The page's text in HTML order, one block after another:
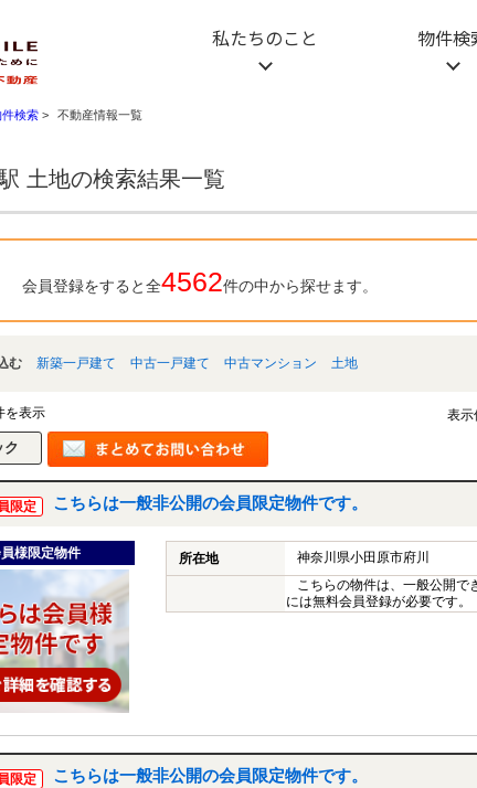
ダイトー建設不動産
私たちのこと 物件検
件検索 > 不動産情報一覧
土地の検索結果一覧
会員登録をすると全4562件の中から探せます。
む 新築一戸建て 中古一戸建て 中古マンション 土地
を表示 表示
限定 こちらは一般非公開の会員限定物件です。
様限定物件 所在地
神奈川県小田原市府川
こちらの物件は、一般公開で
には無料会員登録が必要です。
限定 こちらは一般非公開の会員限定物件です。